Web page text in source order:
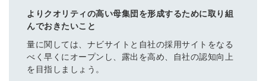
よりクオリティの高い母集団を形成するために取り組
んでおきたいこと
量に関しては、ナビサイトと自社の採用サイトをなる
べく早くにオープンし、露出を高め、自社の認知向上
を目指しましょう。